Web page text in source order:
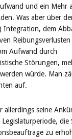
und ein Mehr
Was aber über
Integration, dem
Aufwand durch
Störungen,
würde. Man
auf.
allerdings seine
Legislaturperiode,
zu